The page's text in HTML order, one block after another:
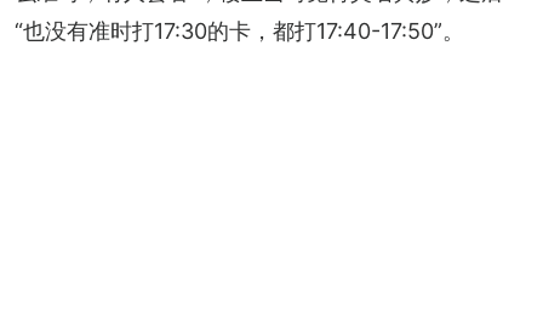
“也没有准时打17:30的卡，都打17:40-17:50”。